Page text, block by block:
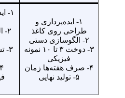
۱- ایده‌پردازی و
طراحی روی کاغذ
۲- الگوسازی دستی
۳- دوخت ۳ تا ۱۰ نمونه
فیزیکی
۴- صرف هفته‌ها زمان
۵- تولید نهایی
۱-
۳-